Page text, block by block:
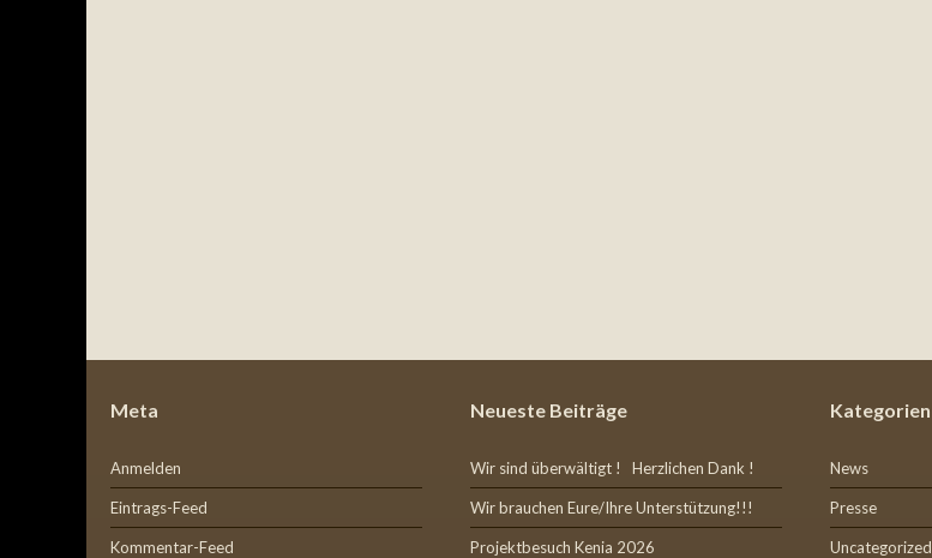
Meta
Anmelden
Eintrags-Feed
Kommentar-Feed
Neueste Beiträge
Wir sind überwältigt ! Herzlichen Dank !
Wir brauchen Eure/Ihre Unterstützung!!!
Projektbesuch Kenia 2026
Kategorien
News
Presse
Uncategorized